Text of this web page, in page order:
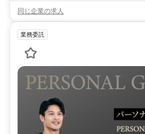
同じ企業の求人
業務委託